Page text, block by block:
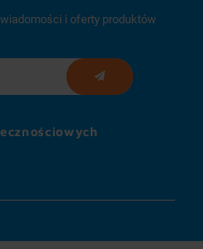
i oferty produktów